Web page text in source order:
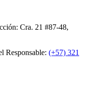
Cra. 21 #87-48,
Responsable: (+57) 321